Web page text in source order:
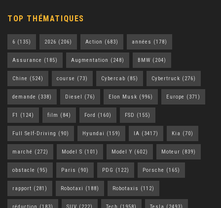
TOP THÉMATIQUES
6 (135) 2026 (206) Action (683) années (178)
Assurance (185) Augmentation (248) BMW (204)
Chine (524) course (73) Cybercab (85) Cybertruck (276)
demande (338) Diesel (76) Elon Musk (996) Europe (371)
F1 (124) film (84) Ford (160) FSD (155)
Full Self-Driving (90) Hyundai (159) IA (3417) Kia (70)
marché (272) Model S (101) Model Y (602) Moteur (839)
obstacle (95) Paris (90) PDG (122) Porsche (165)
rapport (281) Robotaxi (188) Robotaxis (112)